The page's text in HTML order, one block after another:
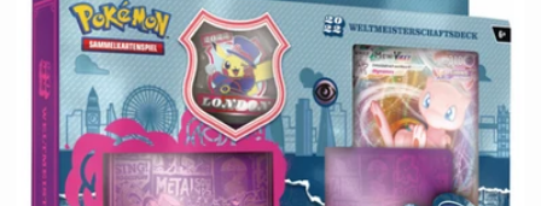
Sie das Medium 0 im Modalformat